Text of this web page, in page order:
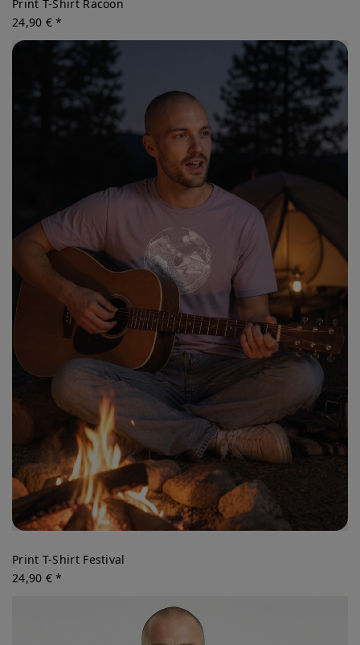
Print T-Shirt Racoon
24,90 € *
Print T-Shirt Festival
24,90 € *